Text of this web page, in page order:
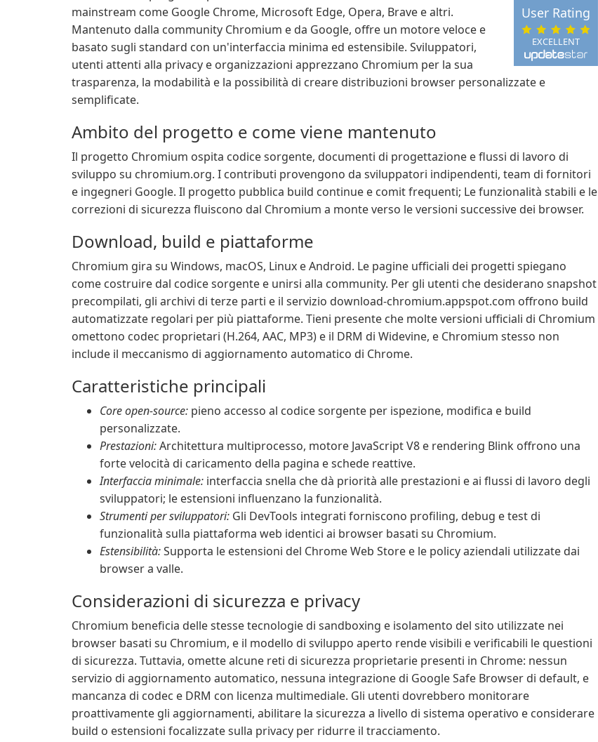
EXCELLENT
User Rating
mainstream come Google Chrome, Microsoft Edge, Opera, Brave e altri.
Mantenuto dalla community Chromium e da Google, offre un motore veloce e
basato sugli standard con un'interfaccia minima ed estensibile. Sviluppatori,
utenti attenti alla privacy e organizzazioni apprezzano Chromium per la sua
trasparenza, la modabilità e la possibilità di creare distribuzioni browser personalizzate e
semplificate.
Ambito del progetto e come viene mantenuto
Il progetto Chromium ospita codice sorgente, documenti di progettazione e flussi di lavoro di
sviluppo su chromium.org. I contributi provengono da sviluppatori indipendenti, team di fornitori
e ingegneri Google. Il progetto pubblica build continue e comit frequenti; Le funzionalità stabili e le
correzioni di sicurezza fluiscono dal Chromium a monte verso le versioni successive dei browser.
Download, build e piattaforme
Chromium gira su Windows, macOS, Linux e Android. Le pagine ufficiali dei progetti spiegano
come costruire dal codice sorgente e unirsi alla community. Per gli utenti che desiderano snapshot
precompilati, gli archivi di terze parti e il servizio download-chromium.appspot.com offrono build
automatizzate regolari per più piattaforme. Tieni presente che molte versioni ufficiali di Chromium
omettono codec proprietari (H.264, AAC, MP3) e il DRM di Widevine, e Chromium stesso non
include il meccanismo di aggiornamento automatico di Chrome.
Caratteristiche principali
Core open-source: pieno accesso al codice sorgente per ispezione, modifica e build
personalizzate.
Prestazioni:Architettura multiprocesso, motore JavaScript V8 e rendering Blink offrono una
forte velocità di caricamento della pagina e schede reattive.
Interfaccia minimale: interfaccia snella che dà priorità alle prestazioni e ai flussi di lavoro degli
sviluppatori; le estensioni influenzano la funzionalità.
Strumenti per sviluppatori: Gli DevTools integrati forniscono profiling, debug e test di
funzionalità sulla piattaforma web identici ai browser basati su Chromium.
Estensibilità:Supporta le estensioni del Chrome Web Store e le policy aziendali utilizzate dai
browser a valle.
Considerazioni di sicurezza e privacy
Chromium beneficia delle stesse tecnologie di sandboxing e isolamento del sito utilizzate nei
browser basati su Chromium, e il modello di sviluppo aperto rende visibili e verificabili le questioni
di sicurezza. Tuttavia, omette alcune reti di sicurezza proprietarie presenti in Chrome: nessun
servizio di aggiornamento automatico, nessuna integrazione di Google Safe Browser di default, e
mancanza di codec e DRM con licenza multimediale. Gli utenti dovrebbero monitorare
proattivamente gli aggiornamenti, abilitare la sicurezza a livello di sistema operativo e considerare
build o estensioni focalizzate sulla privacy per ridurre il tracciamento.